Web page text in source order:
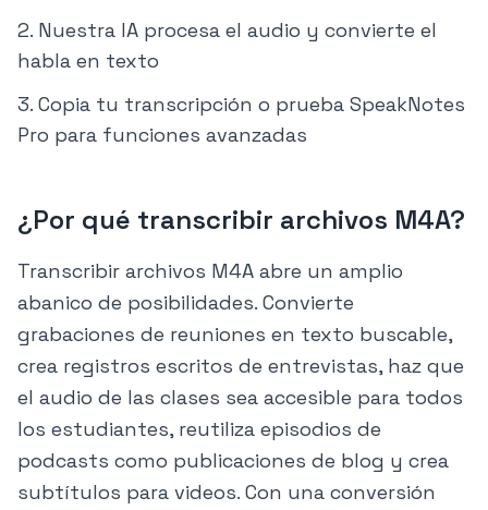
Nuestra IA procesa el audio y convierte el
habla en texto
Copia tu transcripción o prueba SpeakNotes
Pro para funciones avanzadas
¿Por qué transcribir archivos M4A?
Transcribir archivos M4A abre un amplio
abanico de posibilidades. Convierte
grabaciones de reuniones en texto buscable,
crea registros escritos de entrevistas, haz que
el audio de las clases sea accesible para todos
los estudiantes, reutiliza episodios de
podcasts como publicaciones de blog y crea
subtítulos para videos. Con una conversión